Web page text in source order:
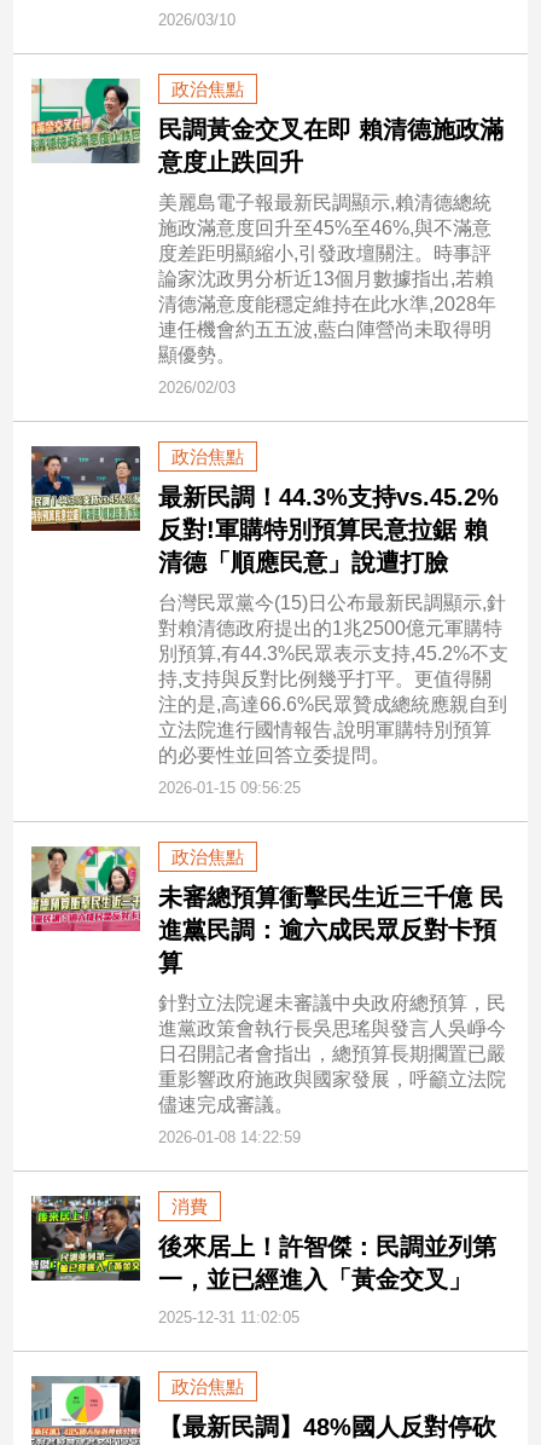
Pet
影
體
投
稿
2026/03/10
政治焦點
民調黃金交叉在即 賴清德施政滿
意度止跌回升
美麗島電子報最新民調顯示,賴清德總統
施政滿意度回升至45%至46%,與不滿意
度差距明顯縮小,引發政壇關注。時事評
論家沈政男分析近13個月數據指出,若賴
清德滿意度能穩定維持在此水準,2028年
連任機會約五五波,藍白陣營尚未取得明
顯優勢。
2026/02/03
政治焦點
最新民調！44.3%支持vs.45.2%
反對!軍購特別預算民意拉鋸 賴
清德「順應民意」說遭打臉
台灣民眾黨今(15)日公布最新民調顯示,針
對賴清德政府提出的1兆2500億元軍購特
別預算,有44.3%民眾表示支持,45.2%不支
持,支持與反對比例幾乎打平。更值得關
注的是,高達66.6%民眾贊成總統應親自到
立法院進行國情報告,說明軍購特別預算
的必要性並回答立委提問。
2026-01-15 09:56:25
政治焦點
未審總預算衝擊民生近三千億 民
進黨民調：逾六成民眾反對卡預
算
針對立法院遲未審議中央政府總預算，民
進黨政策會執行長吳思瑤與發言人吳崢今
日召開記者會指出，總預算長期擱置已嚴
重影響政府施政與國家發展，呼籲立法院
儘速完成審議。
2026-01-08 14:22:59
消費
後來居上！許智傑：民調並列第
一，並已經進入「黃金交叉」
2025-12-31 11:02:05
政治焦點
【最新民調】48%國人反對停砍